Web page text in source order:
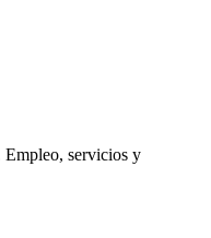
Empleo, servicios y